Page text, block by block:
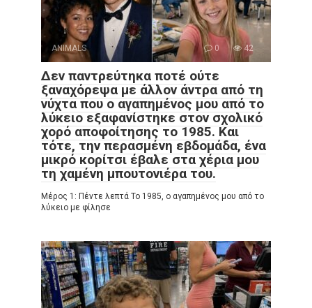
ANIMALS 0 42
Δεν παντρεύτηκα ποτέ ούτε
ξαναχόρεψα με άλλον άντρα από τη
νύχτα που ο αγαπημένος μου από το
λύκειο εξαφανίστηκε στον σχολικό
χορό αποφοίτησης το 1985. Και
τότε, την περασμένη εβδομάδα, ένα
μικρό κορίτσι έβαλε στα χέρια μου
τη χαμένη μπουτονιέρα του.
Μέρος 1: Πέντε λεπτά Το 1985, ο αγαπημένος μου από το
λύκειο με φίλησε